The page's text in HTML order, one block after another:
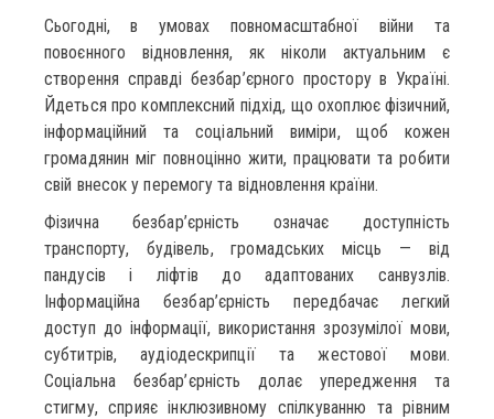
Сьогодні, в умовах повномасштабної війни та
повоєнного відновлення, як ніколи актуальним є
створення справді безбар’єрного простору в Україні.
Йдеться про комплексний підхід, що охоплює фізичний,
інформаційний та соціальний виміри, щоб кожен
громадянин міг повноцінно жити, працювати та робити
свій внесок у перемогу та відновлення країни.
Фізична безбар’єрність означає доступність
транспорту, будівель, громадських місць — від
пандусів і ліфтів до адаптованих санвузлів.
Інформаційна безбар’єрність передбачає легкий
доступ до інформації, використання зрозумілої мови,
субтитрів, аудіодескрипції та жестової мови.
Соціальна безбар’єрність долає упередження та
стигму, сприяє інклюзивному спілкуванню та рівним